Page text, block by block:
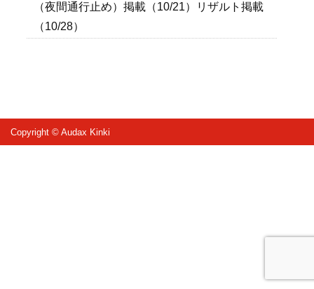
（夜間通行止め）掲載（10/21）リザルト掲載
（10/28）
Copyright © Audax Kinki